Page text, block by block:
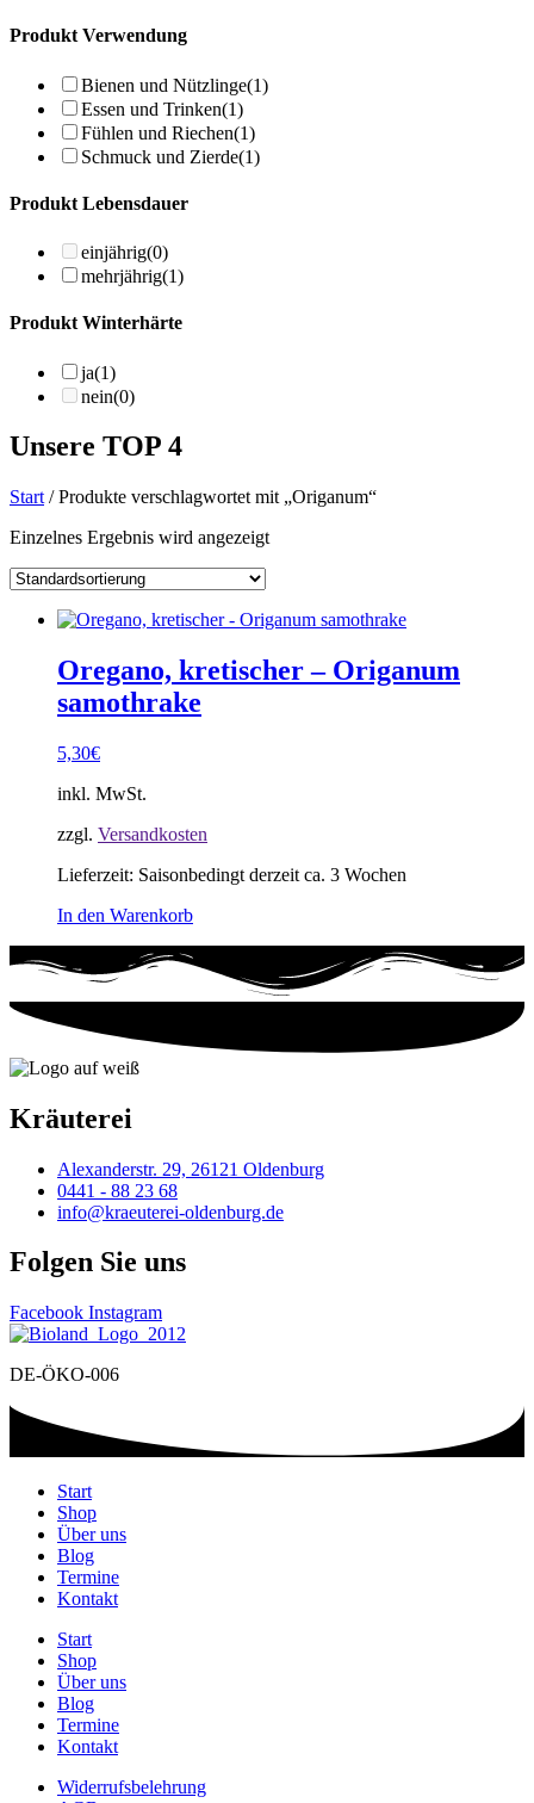
Produkt Verwendung
Bienen und Nützlinge(1)
Essen und Trinken(1)
Fühlen und Riechen(1)
Schmuck und Zierde(1)
Produkt Lebensdauer
einjährig(0)
mehrjährig(1)
Produkt Winterhärte
ja(1)
nein(0)
Unsere TOP 4
Start / Produkte verschlagwortet mit „Origanum“
Einzelnes Ergebnis wird angezeigt
Oregano, kretischer – Origanum
samothrake
5,30€
inkl. MwSt.
zzgl. Versandkosten
Lieferzeit: Saisonbedingt derzeit ca. 3 Wochen
In den Warenkorb
Kräuterei
Alexanderstr. 29, 26121 Oldenburg
0441 - 88 23 68
info@kraeuterei-oldenburg.de
Folgen Sie uns
Facebook Instagram
DE-ÖKO-006
Start
Shop
Über uns
Blog
Termine
Kontakt
Start
Shop
Über uns
Blog
Termine
Kontakt
Widerrufsbelehrung